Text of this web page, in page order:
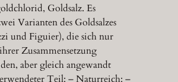
Goldsalz. Es
Varianten des Goldsalzes
und Figuier), die sich nur
Zusammensetzung
aber gleich angewandt
Teil: – Naturreich: –